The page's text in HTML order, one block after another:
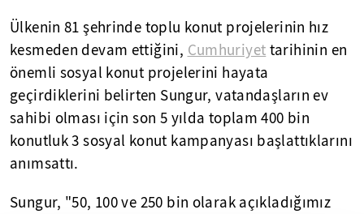
Ülkenin 81 şehrinde toplu konut projelerinin hız
kesmeden devam ettiğini, Cumhuriyet tarihinin en
önemli sosyal konut projelerini hayata
geçirdiklerini belirten Sungur, vatandaşların ev
sahibi olması için son 5 yılda toplam 400 bin
konutluk 3 sosyal konut kampanyası başlattıklarını
anımsattı.
Sungur, "50, 100 ve 250 bin olarak açıkladığımız